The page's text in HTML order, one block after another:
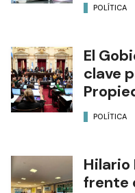
POLÍTICA
El
clave
POLÍTICA
frente